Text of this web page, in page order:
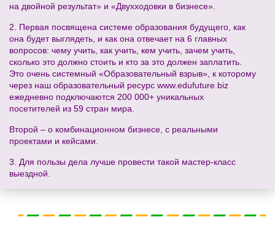
на двойной результат» и «Двухходовки в бизнесе».
2. Первая посвящена системе образования будущего, как
она будет выглядеть, и как она отвечает на 6 главных
вопросов: чему учить, как учить, кем учить, зачем учить,
сколько это должно стоить и кто за это должен заплатить.
Это очень системный «Образовательный взрыв», к которому
через наш образовательный ресурс www.edufuture.biz
ежедневно подключаются 200 000+ уникальных
посетителей из 59 стран мира.
Второй – о комбинационном бизнесе, с реальными
проектами и кейсами.
3. Для пользы дела лучше провести такой мастер-класс
выездной.